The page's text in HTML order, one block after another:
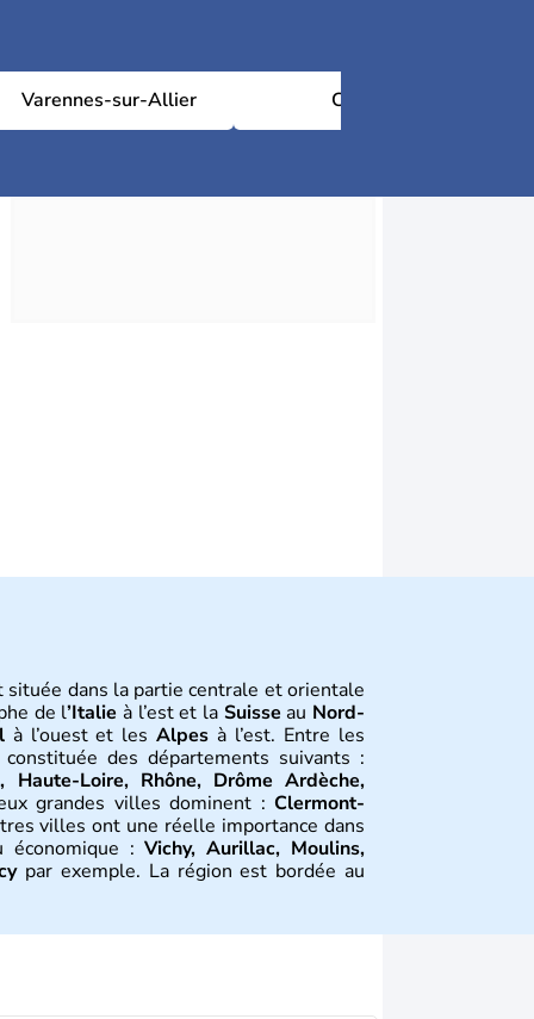
Varennes-sur-Allier Cérilly
située dans la partie centrale et orientale
de l’Italie à l’est et la Suisse au Nord-
à l’ouest et lesAlpes à l’est. Entre les
des départements suivants :
Loire, Rhône, Drôme Ardèche,
grandes villes dominent :Clermont-
villes ont une réelle importance dans
économique :Vichy, Aurillac, Moulins,
par exemple. La région est bordée au
gaulois desArvernes.Vercingétorixbat